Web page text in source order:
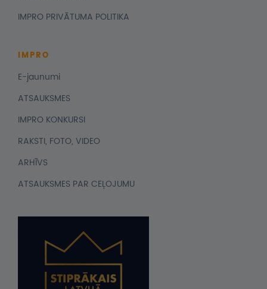
IMPRO PRIVĀTUMA POLITIKA
IMPRO
E-jaunumi
ATSAUKSMES
IMPRO KONKURSI
RAKSTI, FOTO, VIDEO
ARHĪVS
ATSAUKSMES PAR CEĻOJUMU